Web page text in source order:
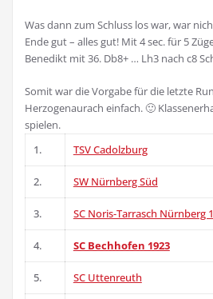
Was dann zum Schluss los war, war
Ende gut – alles gut! Mit 4 sec. für 5
Benedikt mit 36. Db8+ … Lh3 nach c8
Somit war die Vorgabe für die letzte
Herzogenaurach einfach. 🙂
spielen.
1.
TSV Cadolzburg
2. SW Nürnberg Süd
3. SC Noris-Tarrasch Nürnberg
4. SC Bechhofen 1923
5. SC Uttenreuth